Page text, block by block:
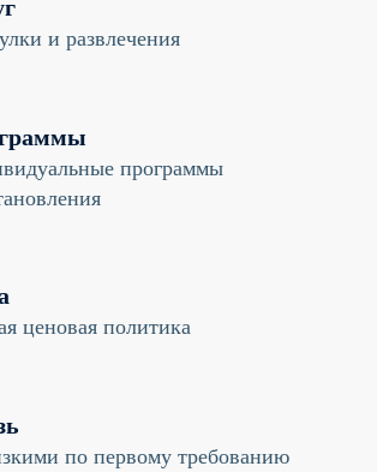
и развлечения
программы
ценовая политика
по первому требованию